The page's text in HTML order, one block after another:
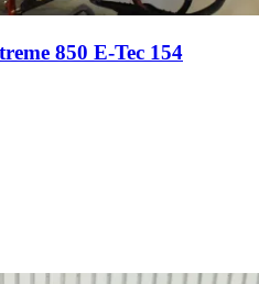
850 E-Tec 154